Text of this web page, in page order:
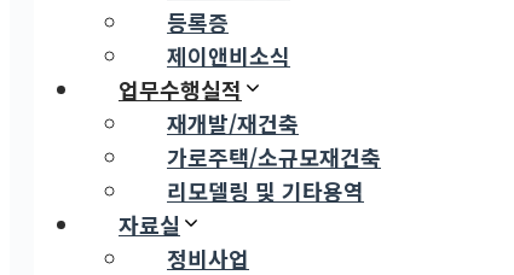
등록증
제이앤비소식
업무수행실적
재개발/재건축
가로주택/소규모재건축
리모델링 및 기타용역
자료실
정비사업